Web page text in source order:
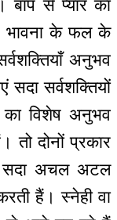
बाप से प्यार का
भावना के फल के
अनुभव
सदा सर्वशक्तियों
का विशेष अनुभव
तो दोनों प्रकार
सदा अचल अटल
हैं। स्नेही वा